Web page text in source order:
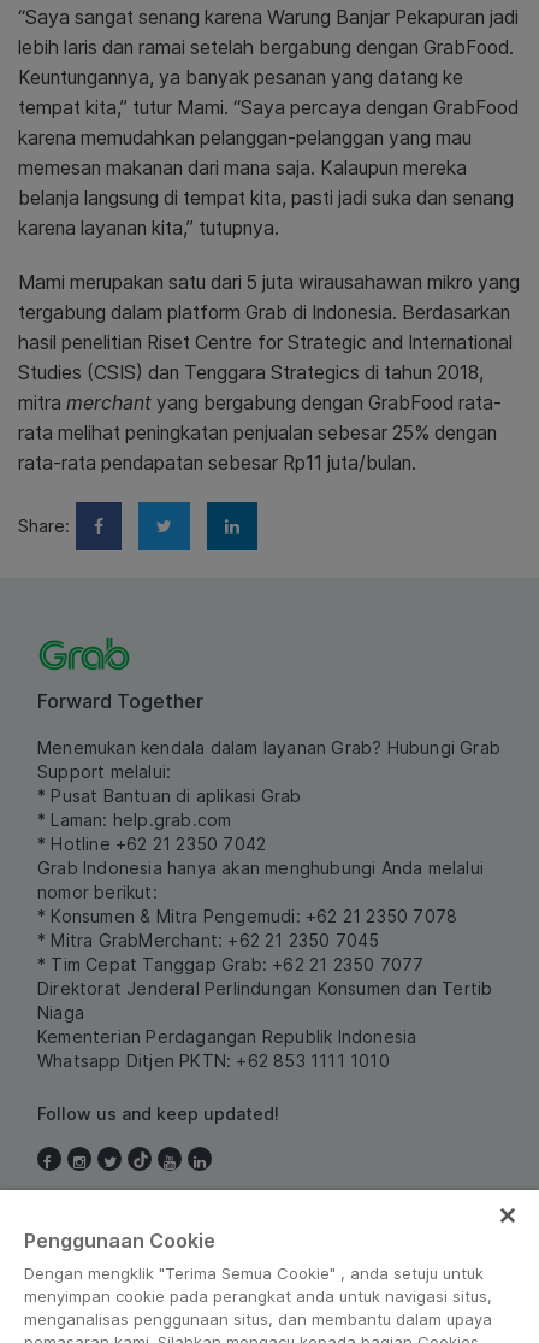
“Saya sangat senang karena Warung Banjar Pekapuran jadi
lebih laris dan ramai setelah bergabung dengan GrabFood.
Keuntungannya, ya banyak pesanan yang datang ke
tempat kita,” tutur Mami. “Saya percaya dengan GrabFood
karena memudahkan pelanggan-pelanggan yang mau
memesan makanan dari mana saja. Kalaupun mereka
belanja langsung di tempat kita, pasti jadi suka dan senang
karena layanan kita,” tutupnya.
Mami merupakan satu dari 5 juta wirausahawan mikro yang
tergabung dalam platform Grab di Indonesia. Berdasarkan
hasil penelitian Riset Centre for Strategic and International
Studies (CSIS) dan Tenggara Strategics di tahun 2018,
mitra merchant yang bergabung dengan GrabFood rata-
rata melihat peningkatan penjualan sebesar 25% dengan
rata-rata pendapatan sebesar Rp11 juta/bulan.
Share:
Forward Together
Menemukan kendala dalam layanan Grab? Hubungi Grab
Support melalui:
* Pusat Bantuan di aplikasi Grab
* Laman: help.grab.com
* Hotline +62 21 2350 7042
Grab Indonesia hanya akan menghubungi Anda melalui
nomor berikut:
* Konsumen & Mitra Pengemudi: +62 21 2350 7078
* Mitra GrabMerchant: +62 21 2350 7045
* Tim Cepat Tanggap Grab: +62 21 2350 7077
Direktorat Jenderal Perlindungan Konsumen dan Tertib
Niaga
Kementerian Perdagangan Republik Indonesia
Whatsapp Ditjen PKTN: +62 853 1111 1010
Follow us and keep updated!
Penggunaan Cookie
Dengan mengklik "Terima Semua Cookie" , anda setuju untuk
menyimpan cookie pada perangkat anda untuk navigasi situs,
menganalisas penggunaan situs, dan membantu dalam upaya